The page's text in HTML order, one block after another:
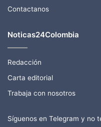
Contactanos
Noticas24Colombia
Redacción
Carta editorial
Trabaja con nosotros
Síguenos en Telegram y no